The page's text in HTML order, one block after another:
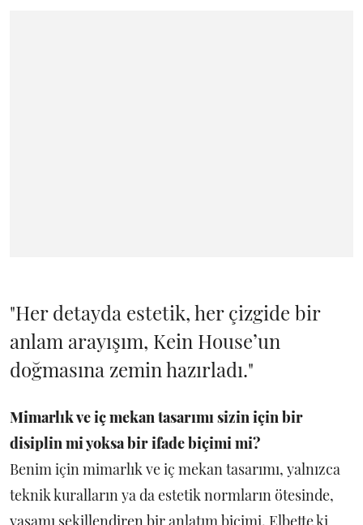
"Her detayda estetik, her çizgide bir
anlam arayışım, Kein House’un
doğmasına zemin hazırladı."
Mimarlık ve iç mekan tasarımı sizin için bir
disiplin mi yoksa bir ifade biçimi mi?
Benim için mimarlık ve iç mekan tasarımı, yalnızca
teknik kuralların ya da estetik normların ötesinde,
yaşamı şekillendiren bir anlatım biçimi. Elbette ki